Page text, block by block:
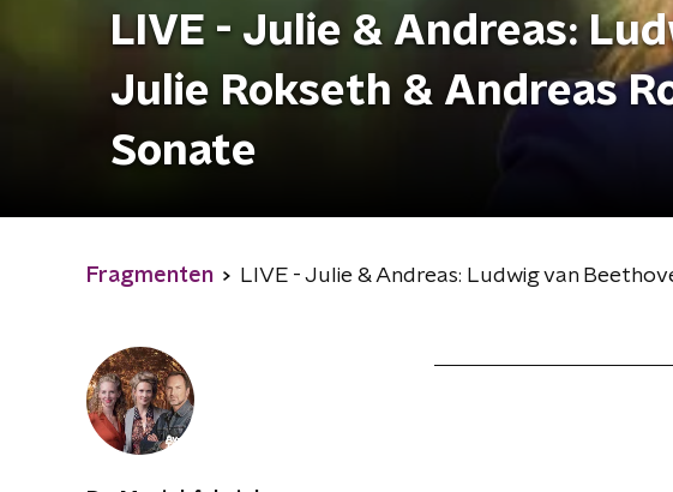
LIVE - Julie & Andreas:
Julie Rokseth & Andreas
Sonate
Fragmenten LIVE - Julie & Andreas: Ludwig van